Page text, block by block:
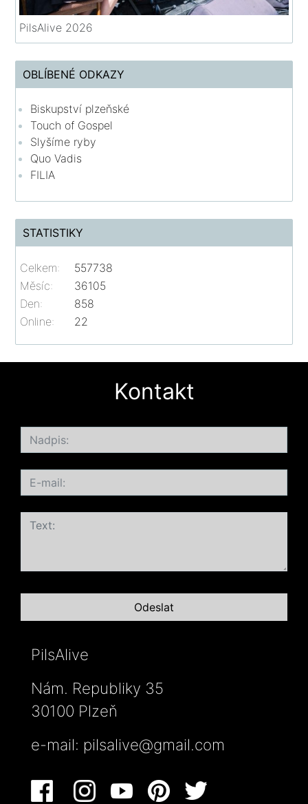
PilsAlive 2026
OBLÍBENÉ ODKAZY
Biskupství plzeňské
Touch of Gospel
Slyšíme ryby
Quo Vadis
FILIA
STATISTIKY
Online: 22
Celkem:
557738
Měsíc:
36105
Den:
858
Kontakt
PilsAlive
Nám. Republiky 35
30100 Plzeň
e-mail: pilsalive@gmail.com